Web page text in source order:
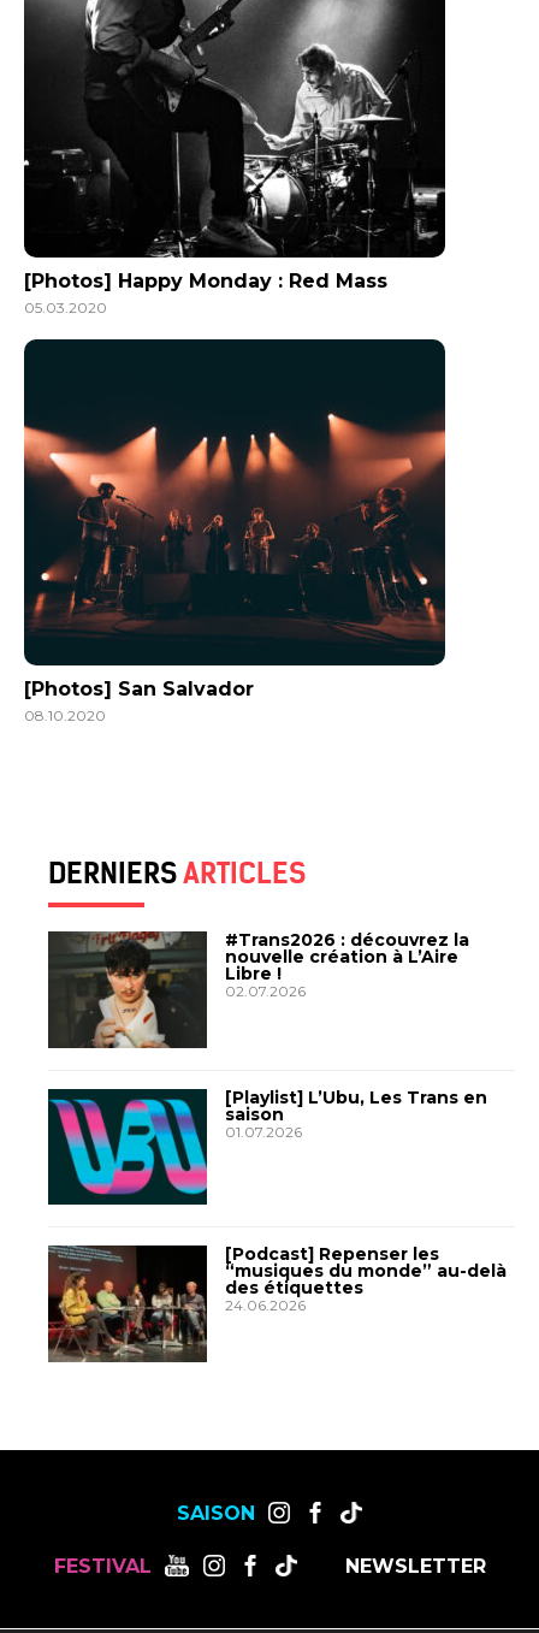
[Photos] Happy Monday : Red Mass
05.03.2020
[Photos] San Salvador
08.10.2020
DERNIERSARTICLES
#Trans2026 : découvrez la
nouvelle création à L’Aire
Libre !
02.07.2026
[Playlist] L’Ubu, Les Trans en
saison
01.07.2026
[Podcast] Repenser les
“musiques du monde” au-delà
des étiquettes
24.06.2026
SAISON
FESTIVAL NEWSLETTER